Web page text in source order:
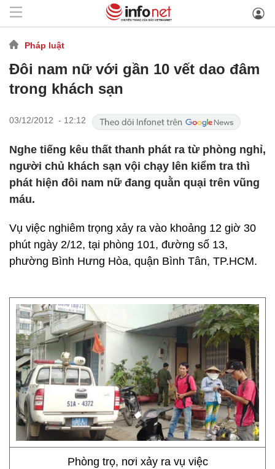
Pháp luật
Đôi nam nữ với gần 10 vết dao đâm
trong khách sạn
03/12/2012 - 12:12
Nghe tiếng kêu thất thanh phát ra từ phòng nghỉ,
người chủ khách sạn vội chạy lên kiểm tra thì
phát hiện đôi nam nữ đang quằn quại trên vũng
máu.
Vụ việc nghiêm trọng xảy ra vào khoảng 12 giờ 30
phút ngày 2/12, tại phòng 101, đường số 13,
phường Bình Hưng Hòa, quận Bình Tân, TP.HCM.
Phòng trọ, nơi xảy ra vụ việc